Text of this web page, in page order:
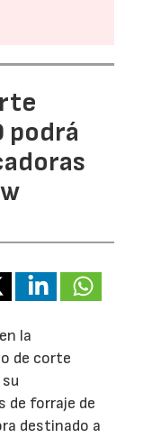
podrá
la
de corte
de forraje de
destinado a